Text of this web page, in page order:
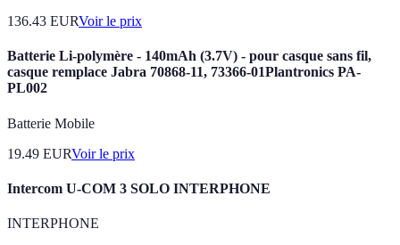
136.43 EURVoir le prix
Batterie Li-polymère - 140mAh (3.7V) - pour casque sans fil,
casque remplace Jabra 70868-11, 73366-01Plantronics PA-
PL002
Batterie Mobile
19.49 EURVoir le prix
Intercom U-COM 3 SOLO INTERPHONE
INTERPHONE